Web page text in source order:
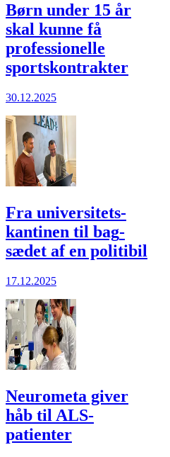
Børn under 15 år
skal kunne få
professionelle
sportskontrakter
30.12.2025
Fra universitets­
kantinen til bag­
sædet af en politibil
17.12.2025
Neurometa giver
håb til ALS-
patienter